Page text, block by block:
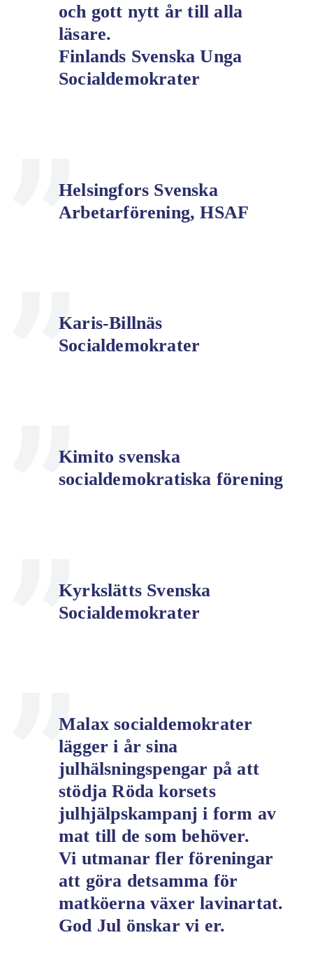
och gott nytt år till alla
läsare.
Finlands Svenska Unga
Socialdemokrater
Helsingfors Svenska
Arbetarförening, HSAF
Karis-Billnäs
Socialdemokrater
Kimito svenska
socialdemokratiska förening
Kyrkslätts Svenska
Socialdemokrater
Malax socialdemokrater
lägger i år sina
julhälsningspengar på att
stödja Röda korsets
julhjälpskampanj i form av
mat till de som behöver.
Vi utmanar fler föreningar
att göra detsamma för
matköerna växer lavinartat.
God Jul önskar vi er.